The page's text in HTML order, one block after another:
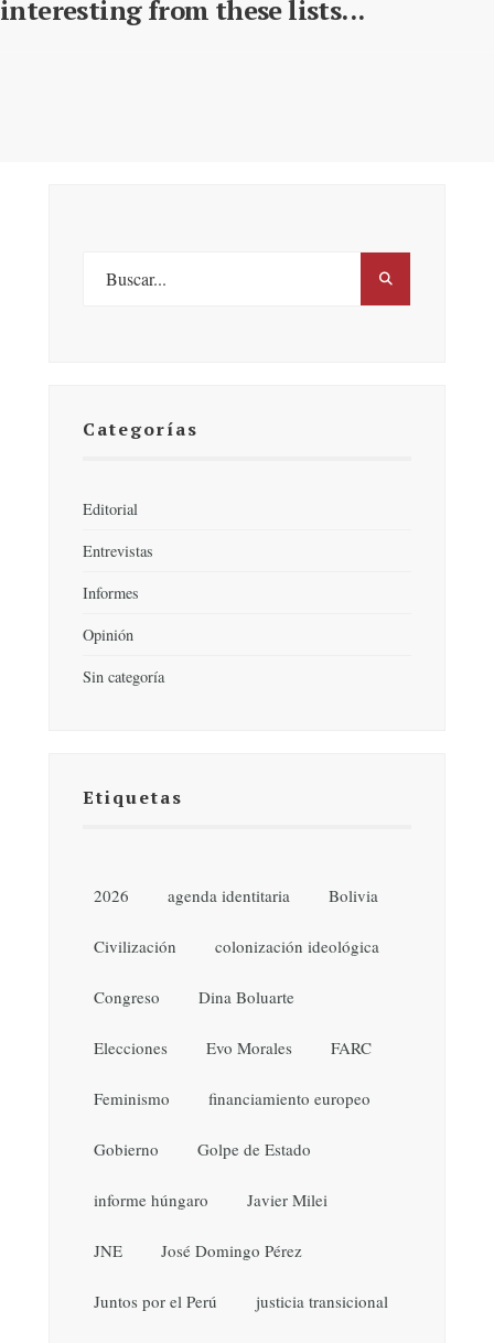
interesting from these lists...
Categorías
Editorial
Entrevistas
Informes
Opinión
Sin categoría
Etiquetas
2026 agenda identitaria Bolivia
Civilización colonización ideológica
Congreso Dina Boluarte
Elecciones Evo Morales FARC
Feminismo financiamiento europeo
Gobierno Golpe de Estado
informe húngaro Javier Milei
JNE José Domingo Pérez
Juntos por el Perú justicia transicional